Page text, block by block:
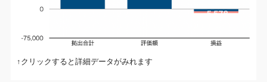
↑クリックすると詳細データがみれます